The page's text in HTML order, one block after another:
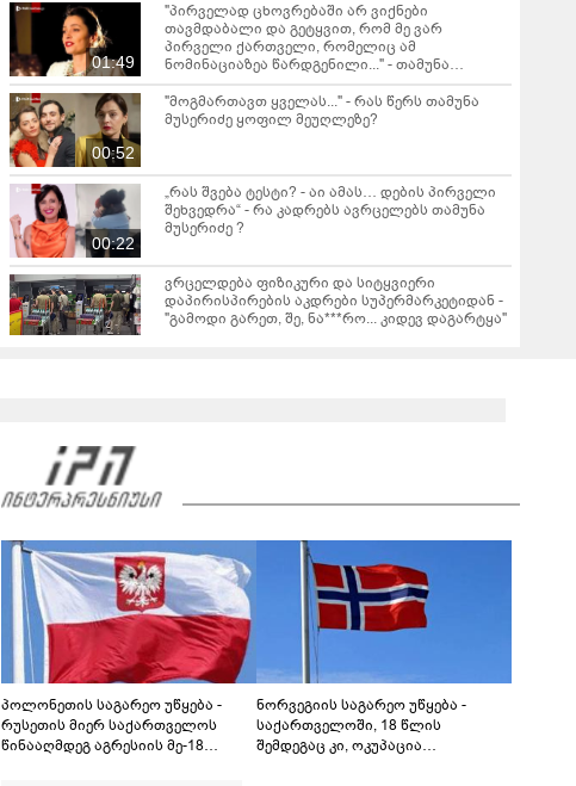
01:49
"პირველად ცხოვრებაში არ ვიქნები
თავმდაბალი და გეტყვით, რომ მე ვარ
პირველი ქართველი, რომელიც ამ
ნომინაციაზეა წარდგენილი..." - თამუნა
მუსერიძე ვიდეომიმართვას ავრცელებს
00:52
"მოგმართავთ ყველას..." - რას წერს თამუნა
მუსერიძე ყოფილ მეუღლეზე?
00:22
„რას შვება ტესტი? - აი ამას… დების პირველი
შეხვედრა“ - რა კადრებს ავრცელებს თამუნა
მუსერიძე ?
ვრცელდება ფიზიკური და სიტყვიერი
დაპირისპირების აკდრები სუპერმარკეტიდან -
"გამოდი გარეთ, შე, ნა***რო... კიდევ დაგარტყა"
01:01
"რატომ იყრება პირად მესენჯერში რაღაც
გაუგებარი ფოტოები, როგორ დავაღწიო
თავი?" - შესაძლებელია თუ არა ამ ფუნქციის
წაშლა?
სამოქალაქო საზოგადოების
წარმომადგენლები 2008 წლის რუსეთ-
საქართველოს აგვისტოს ომის 18 წლისთავთან
დაკავშირებით ერთობლივ განცხადებას
ავრცელებენ
პოლონეთის საგარეო უწყება -
რუსეთის მიერ საქართველოს
წინააღმდეგ აგრესიის მე-18
ნორვეგიის საგარეო უწყება -
საქართველოში, 18 წლის
შემდეგაც კი, ოკუპაცია